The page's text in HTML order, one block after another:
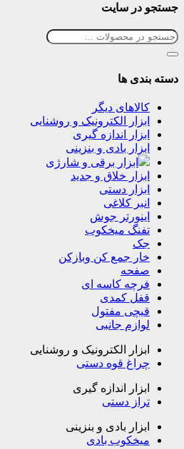
جستجو در سایت
دسته بندی ها
کالاهای دیگر
ابزار الکترونیک و روشنایی
ابزار اندازه گیری
ابزار بادی و بنزینی
ابزار برقی و شارژی
ابزار خلاق و جدید
ابزار دستی
انبر کلاغی
اینورتر جوش
تفنگ میخکوب
جک
خار جمع کن وبازکن
صفحه
فرچه کاسه ای
قفل کمدی
قیچی مفتول
لوازم جانبی
ابزار الکترونیک و روشنایی
چراغ قوه دستی
ابزار اندازه گیری
تراز دستی
ابزار بادی و بنزینی
میخکوب بادی